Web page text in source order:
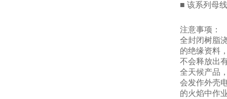
■ 该系列母
注意事项：
全封闭树脂
的绝缘资料
不会释放出
全天候产品
会发作外壳
的火焰中作